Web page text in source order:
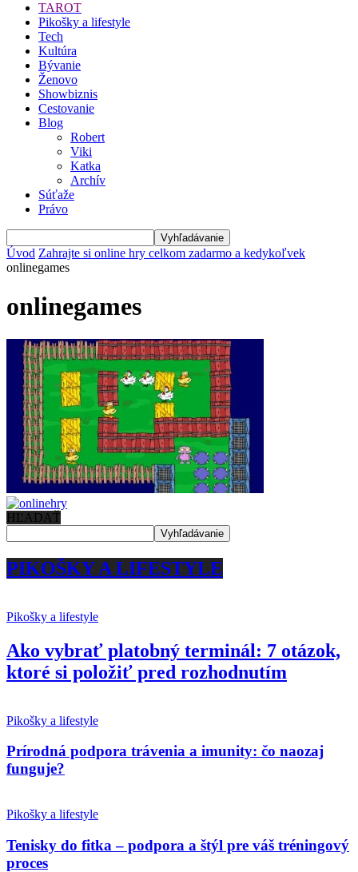
TAROT
Pikošky a lifestyle
Tech
Kultúra
Bývanie
Ženovo
Showbiznis
Cestovanie
Blog
Robert
Viki
Katka
Archív
Súťaže
Právo
Úvod Zahrajte si online hry celkom zadarmo a kedykoľvek
onlinegames
onlinegames
HĽADAŤ
PIKOŠKY A LIFESTYLE
Pikošky a lifestyle
Ako vybrať platobný terminál: 7 otázok,
ktoré si položiť pred rozhodnutím
Pikošky a lifestyle
Prírodná podpora trávenia a imunity: čo naozaj
funguje?
Pikošky a lifestyle
Tenisky do fitka – podpora a štýl pre váš tréningový
proces